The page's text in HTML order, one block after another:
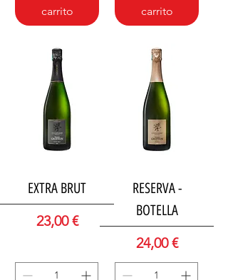
carrito
carrito
EXTRA BRUT
Precio
23,00 €
RESERVA -
BOTELLA
Precio
24,00 €